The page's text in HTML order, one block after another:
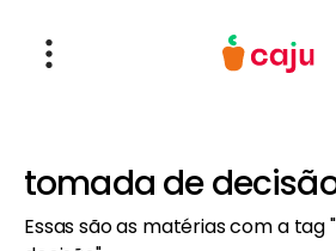
Menu Principal
Abrir Menu
tomada de
Essas são as matérias com a tag